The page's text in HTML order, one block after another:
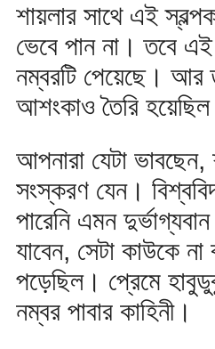
শায়লার সাথে এই
ভেবে পান না। তবে
নম্বরটি পেয়েছে। আর
আশংকাও তৈরি
আপনারা যেটা ভাবছেন,
সংস্করণ যেন।
পারেনি এমন
যাবেন, সেটা কাউকে
পড়েছিল। প্রেমে
নম্বর পাবার কাহিনী।